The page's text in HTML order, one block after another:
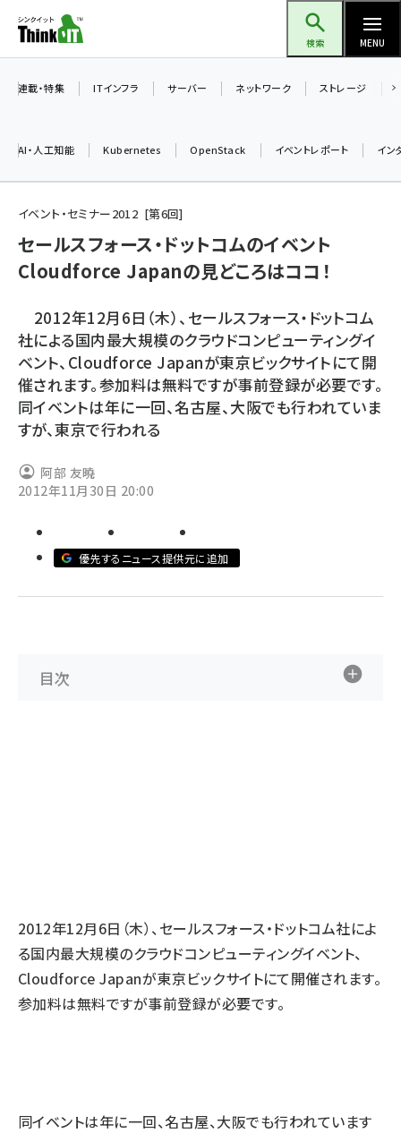
ン
ツ
検索 MENU
加藤銘のチーム貢献～仲間と築いた勝利の絆～ (2329)
iot女子会 (2295)
drupal (1966)
genai (1494)
abc123 (1371)
ai crunch (1365)
連載・特集 ITインフラ サーバー ネットワーク ストレージ
AI・人工知能 Kubernetes OpenStack イベントレポート イン
イベント・セミナー2012 第6回
セールスフォース・ドットコムのイベント
Cloudforce Japanの見どころはココ！
2012年12月6日（木）、セールスフォース・ドットコム
社による国内最大規模のクラウドコンピューティングイ
ベント、Cloudforce Japanが東京ビックサイトにて開
催されます。参加料は無料ですが事前登録が必要です。
同イベントは年に一回、名古屋、大阪でも行われていま
すが、東京で行われる
阿部 友曉
2012年11月30日 20:00
優先するニュース提供元に追加
目次
2012年12月6日（木）、セールスフォース・ドットコム社によ
る国内最大規模のクラウドコンピューティングイベント、
Cloudforce Japanが東京ビックサイトにて開催されます。
参加料は無料ですが事前登録が必要です。
同イベントは年に一回、名古屋、大阪でも行われています